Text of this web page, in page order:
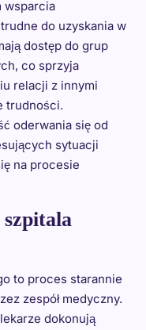
wsparcia
do uzyskania w
dostęp do grup
co sprzyja
relacji z innymi
trudności.
oderwania się od
sytuacji
na procesie
to proces starannie
zespół medyczny.
dokonują